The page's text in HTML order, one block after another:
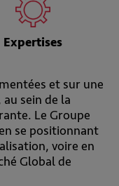
Expertises
et sur une
sein de la
Le Groupe
se positionnant
voire en
Global de